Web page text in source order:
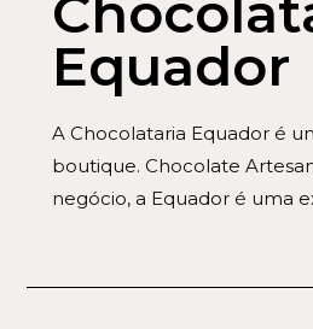
Equador
A Chocolataria Equador é
boutique. Chocolate
negócio, a Equador é uma